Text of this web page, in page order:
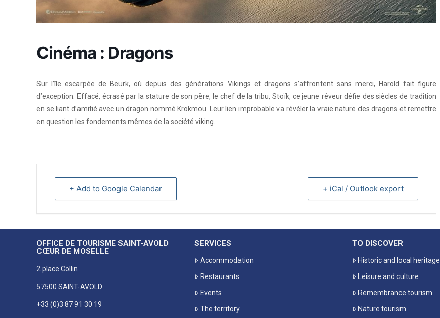
Cinéma : Dragons
Sur l’île escarpée de Beurk, où depuis des générations Vikings et dragons s’affrontent sans merci, Harold fait figure
d’exception. Effacé, écrasé par la stature de son père, le chef de la tribu, Stoïk, ce jeune rêveur défie des siècles de tradition
en se liant d’amitié avec un dragon nommé Krokmou. Leur lien improbable va révéler la vraie nature des dragons et remettre
en question les fondements mêmes de la société viking.
+ Add to Google Calendar + iCal / Outlook export
OFFICE DE TOURISME SAINT-AVOLD
CŒUR DE MOSELLE
2 place Collin
57500 SAINT-AVOLD
+33 (0)3 87 91 30 19
SERVICES
Accommodation
Restaurants
Events
The territory
TO DISCOVER
Historic and local heritage
Leisure and culture
Remembrance tourism
Nature tourism